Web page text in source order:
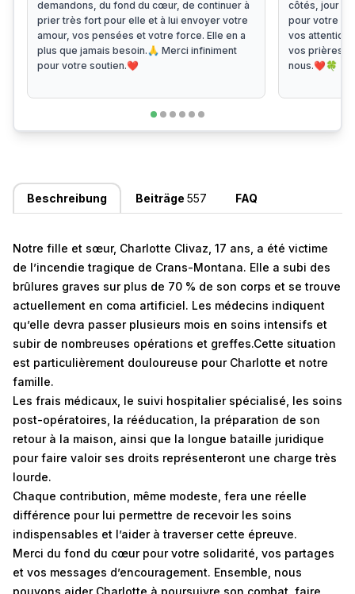
demandons, du fond du cœur, de continuer à
prier très fort pour elle et à lui envoyer votre
amour, vos pensées et votre force. Elle en a
plus que jamais besoin.🙏 Merci infiniment
pour votre soutien.❤️
côtés, jour
pour votre
vos
vos prières.
nous.❤️🍀
Beschreibung Beiträge 557 FAQ
Notre fille et sœur, Charlotte Clivaz, 17 ans, a été victime
de l’incendie tragique de Crans-Montana. Elle a subi des
brûlures graves sur plus de 70 % de son corps et se trouve
actuellement en coma artificiel. Les médecins indiquent
qu’elle devra passer plusieurs mois en soins intensifs et
subir de nombreuses opérations et greffes.Cette situation
est particulièrement douloureuse pour Charlotte et notre
famille.
Les frais médicaux, le suivi hospitalier spécialisé, les soins
post-opératoires, la rééducation, la préparation de son
retour à la maison, ainsi que la longue bataille juridique
pour faire valoir ses droits représenteront une charge très
lourde.
Chaque contribution, même modeste, fera une réelle
différence pour lui permettre de recevoir les soins
indispensables et l’aider à traverser cette épreuve.
Merci du fond du cœur pour votre solidarité, vos partages
et vos messages d’encouragement. Ensemble, nous
pouvons aider Charlotte à poursuivre son combat, faire